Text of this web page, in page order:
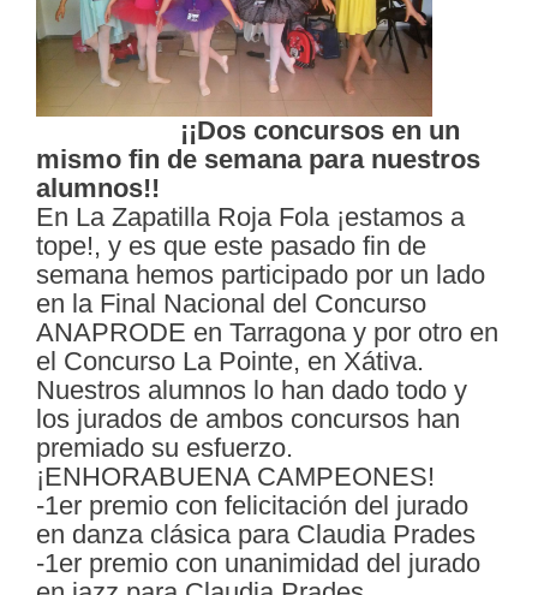
¡¡Dos concursos en un
mismo fin de semana para nuestros
alumnos!!
En La Zapatilla Roja Fola ¡estamos a
tope!, y es que este pasado fin de
semana hemos participado por un lado
en la Final Nacional del Concurso
ANAPRODE en Tarragona y por otro en
el Concurso La Pointe, en Xátiva.
Nuestros alumnos lo han dado todo y
los jurados de ambos concursos han
premiado su esfuerzo.
¡ENHORABUENA CAMPEONES!
-1er premio con felicitación del jurado
en danza clásica para Claudia Prades
-1er premio con unanimidad del jurado